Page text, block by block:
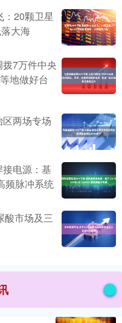
：20颗卫星
大海
7万件中央
地做好台
两场专场
电源：基
频脉冲系统
酸市场及三